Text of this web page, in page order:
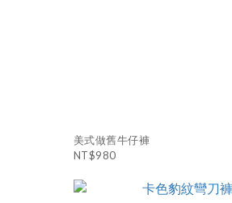
美式做舊牛仔褲
NT$980